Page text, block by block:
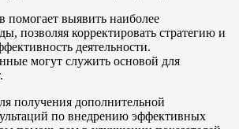
выявить наиболее
позволяя корректировать стратегию и
деятельности.
могут служить основой для
получения дополнительной
по внедрению эффективных